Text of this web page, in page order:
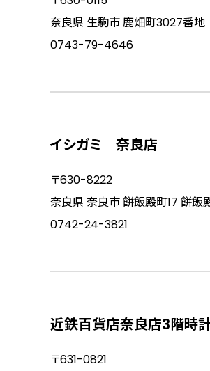
奈良県 生駒市 鹿畑町3027番
0743-79-4646
イシガミ 奈良店
〒630-8222
奈良県 奈良市 餅飯殿町17 餅飯
0742-24-3821
近鉄百貨店奈良店3階時
〒631-0821